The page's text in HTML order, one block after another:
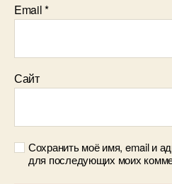
Email*
Сайт
Сохранить моё имя, email и
для последующих моих